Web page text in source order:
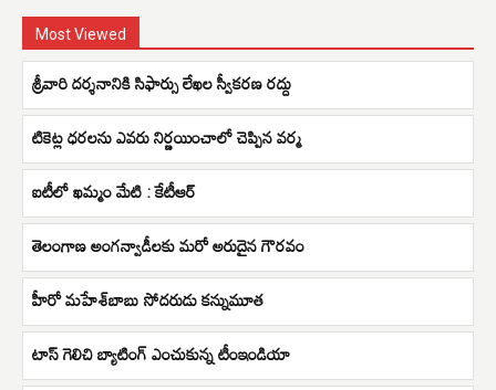
Most Viewed
శ్రీవారి దర్శనానికి సిఫార్సు లేఖల స్వీకరణ రద్దు
టికెట్ల ధరలను ఎవరు నిర్ణయించాలో చెప్పిన వర్మ
ఐటీలో ఖమ్మం మేటి : కేటీఆర్
తెలంగాణ అంగన్వాడీలకు మరో అరుదైన గౌరవం
హీరో మహేశ్‌బాబు సోదరుడు కన్నుమూత
టాస్ గెలిచి బ్యాటింగ్ ఎంచుకున్న టీంఇండియా